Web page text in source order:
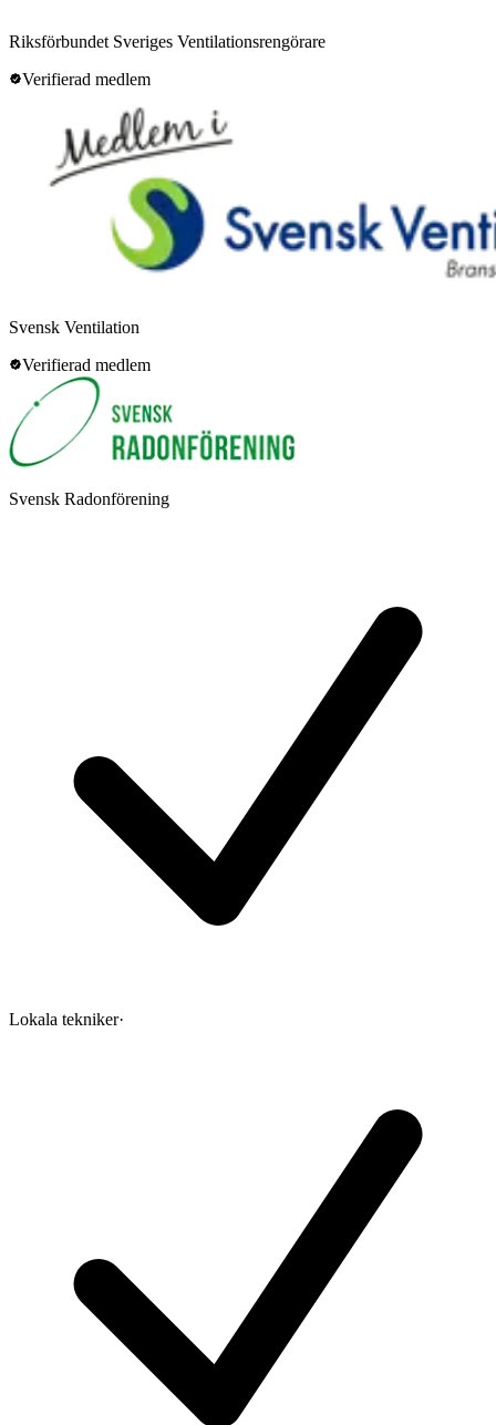
Riksförbundet Sveriges Ventilationsrengörare
Verifierad medlem
Svensk Ventilation
Verifierad medlem
Svensk Radonförening
Lokala tekniker·